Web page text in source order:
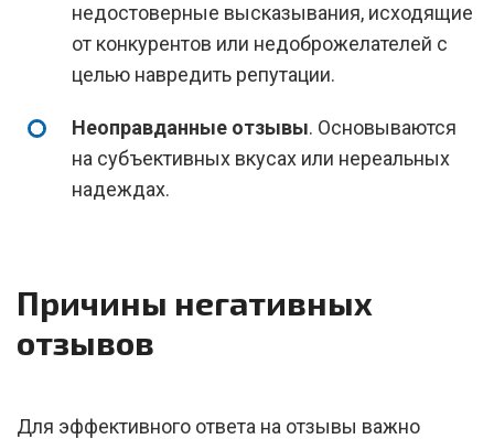
недостоверные высказывания, исходящие
от конкурентов или недоброжелателей с
целью навредить репутации.
Неоправданные отзывы. Основываются
на субъективных вкусах или нереальных
надеждах.
Причины негативных
отзывов
Для эффективного ответа на отзывы важно